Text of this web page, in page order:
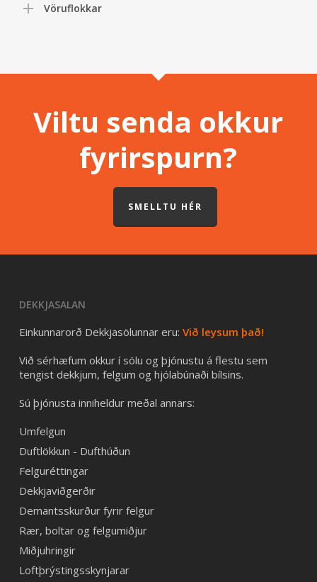
Vöruflokkar
Viltu senda okkur
fyrirspurn?
SMELLTU HÉR
DEKKJASALAN
Einkunnarorð Dekkjasölunnar eru: Við leysum það!
Við sérhæfum okkur í sölu og þjónustu á flestu sem
tengist dekkjum, felgum og hjólabúnaði bílsins.
Sú þjónusta inniheldur meðal annars:
Umfelgun
Duftlökkun - Dufthúðun
Felguréttingar
Dekkjaviðgerðir
Demantsskurður fyrir felgur
Rær, boltar og felgumiðjur
Miðjuhringir
Loftþrýstingsskynjarar